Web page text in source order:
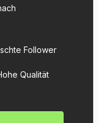
Follower
Qualität